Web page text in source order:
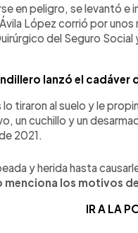
en peligro, se levantó
López corrió por
del Seguro
lanzó el cadáver
tiraron al suelo y le
un cuchillo y un
2021.
y herida hasta
menciona los motivos
IR A LA